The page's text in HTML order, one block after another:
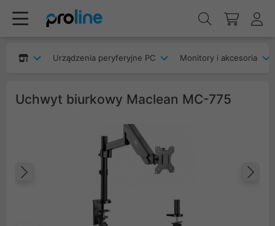
Urządzenia peryferyjne PC Monitory i akcesoria
Uchwyt biurkowy Maclean MC-775